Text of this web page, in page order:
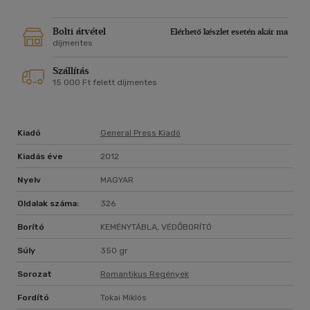
Bolti átvétel
Elérhető készlet esetén akár ma
díjmentes
Szállítás
15 000 Ft felett díjmentes
Kiadó General Press Kiadó
Kiadás éve 2012
Nyelv MAGYAR
Oldalak száma: 326
Borító KEMÉNYTÁBLA, VÉDŐBORÍTÓ
Súly 350 gr
Sorozat Romantikus Regények
Fordító Tokai Miklós